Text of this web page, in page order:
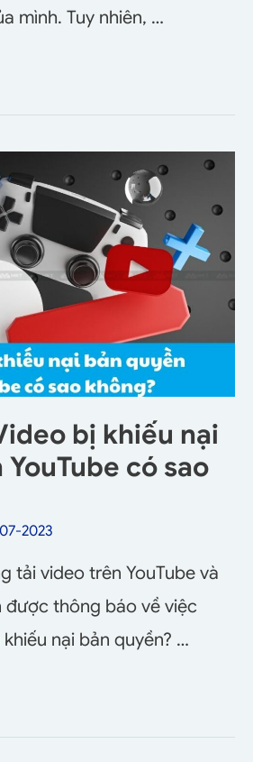
mình. Tuy nhiên, …
bị khiếu nại
có sao
2023
tải video trên YouTube và
được thông báo về việc
nại bản quyền? …